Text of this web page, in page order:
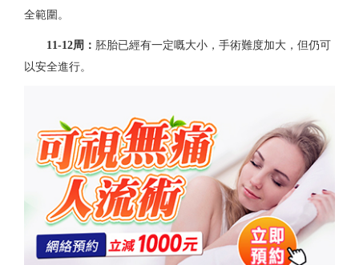
全範圍。
11-12周： 胚胎已經有一定嘅大小，手術難度加大，但仍可
以安全進行。